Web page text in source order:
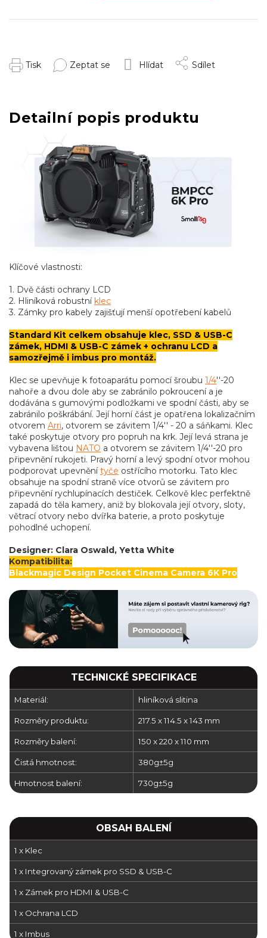
Tisk Zeptat se Hlídat Sdílet
Detailní popis produktu
Klíčové vlastnosti:
1. Dvě části ochrany LCD
2. Hliníková robustní klec
3. Zámky pro kabely zajišťují menší opotřebení kabelů
Standard Kit celkem obsahuje klec, SSD & USB-C
zámek, HDMI & USB-C zámek + ochranu LCD a
samozřejmě i imbus pro montáž.
Klec se upevňuje k fotoaparátu pomocí šroubu 1/4''-20
nahoře a dvou dole aby se zabránilo pokroucení a je
dodávána s gumovými podložkami ve spodní části, aby se
zabránilo poškrábání. Její horní část je opatřena lokalizačním
otvorem Arri, otvorem se závitem 1/4'' - 20 a sáňkami. Klec
také poskytuje otvory pro popruh na krk. Její levá strana je
vybavena lištou NATO a otvorem se závitem 1/4''-20 pro
připevnění rukojeti. Pravý horní a levý spodní otvor mohou
podporovat upevněnítyče ostřícího motorku. Tato klec
obsahuje na spodní straně více otvorů se závitem pro
připevnění rychlupínacích destiček. Celkově klec perfektně
zapadá do těla kamery, aniž by blokovala její otvory, sloty,
větrací otvory nebo dvířka baterie, a proto poskytuje
pohodlné uchopení.
Designer: Clara Oswald, Yetta White
Kompatibilita:
Blackmagic Design Pocket Cinema Camera 6K Pro
TECHNICKÉ SPECIFIKACE
Materiál: hliníková slitina
Rozměry produktu: 217.5 x 114.5 x 143 mm
Rozměry balení: 150 x 220 x 110 mm
Čistá hmotnost: 380g±5g
Hmotnost balení: 730g±5g
OBSAH BALENÍ
1 x Klec
1 x Integrovaný zámek pro SSD & USB-C
1 x Zámek pro HDMI & USB-C
1 x Ochrana LCD
1 x Imbus